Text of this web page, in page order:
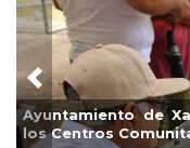
Ayuntamiento de
los Centros
Previous